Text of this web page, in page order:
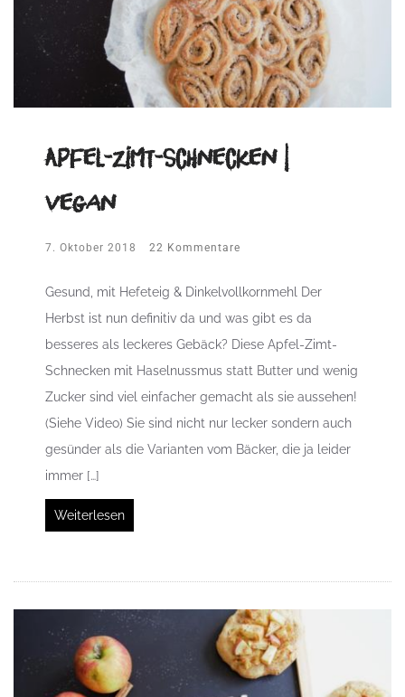
Apfel-Zimt-Schnecken |
vegan
7. Oktober 2018 22 Kommentare
Gesund, mit Hefeteig & Dinkelvollkornmehl Der
Herbst ist nun definitiv da und was gibt es da
besseres als leckeres Gebäck? Diese Apfel-Zimt-
Schnecken mit Haselnussmus statt Butter und wenig
Zucker sind viel einfacher gemacht als sie aussehen!
(Siehe Video) Sie sind nicht nur lecker sondern auch
gesünder als die Varianten vom Bäcker, die ja leider
immer […]
Weiterlesen